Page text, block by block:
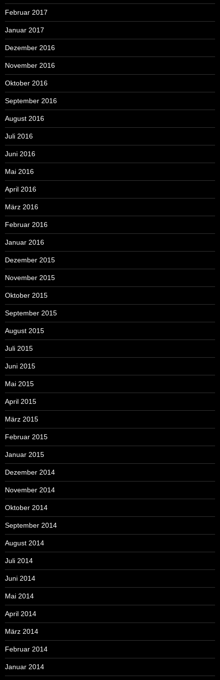
Februar 2017
Januar 2017
Dezember 2016
November 2016
Oktober 2016
September 2016
August 2016
Juli 2016
Juni 2016
Mai 2016
April 2016
März 2016
Februar 2016
Januar 2016
Dezember 2015
November 2015
Oktober 2015
September 2015
August 2015
Juli 2015
Juni 2015
Mai 2015
April 2015
März 2015
Februar 2015
Januar 2015
Dezember 2014
November 2014
Oktober 2014
September 2014
August 2014
Juli 2014
Juni 2014
Mai 2014
April 2014
März 2014
Februar 2014
Januar 2014